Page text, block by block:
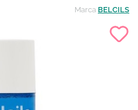
Marca BELCILS